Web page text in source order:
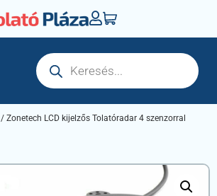
/ Zonetech LCD kijelzős Tolatóradar 4 szenzorral